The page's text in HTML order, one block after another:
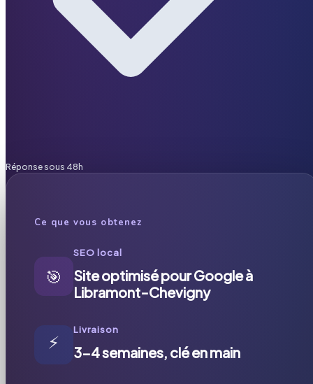
Réponse sous 48h
Ce que vous obtenez
🎯
SEO local
Site optimisé pour Google à
Libramont-Chevigny
⚡
Livraison
3-4 semaines, clé en main